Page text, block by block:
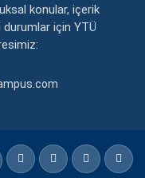
konular, içerik
durumlar için YTÜ